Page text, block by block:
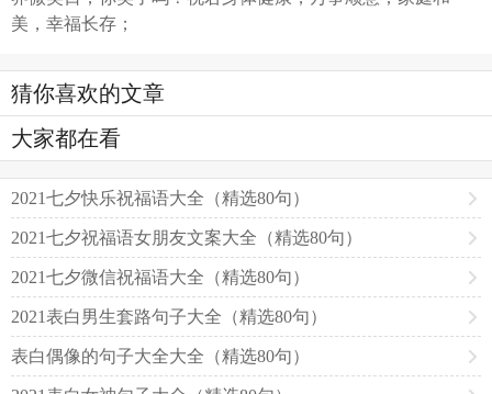
美，幸福长存；
猜你喜欢的文章
大家都在看
2021七夕快乐祝福语大全（精选80句）
2021七夕祝福语女朋友文案大全（精选80句）
2021七夕微信祝福语大全（精选80句）
2021表白男生套路句子大全（精选80句）
表白偶像的句子大全大全（精选80句）